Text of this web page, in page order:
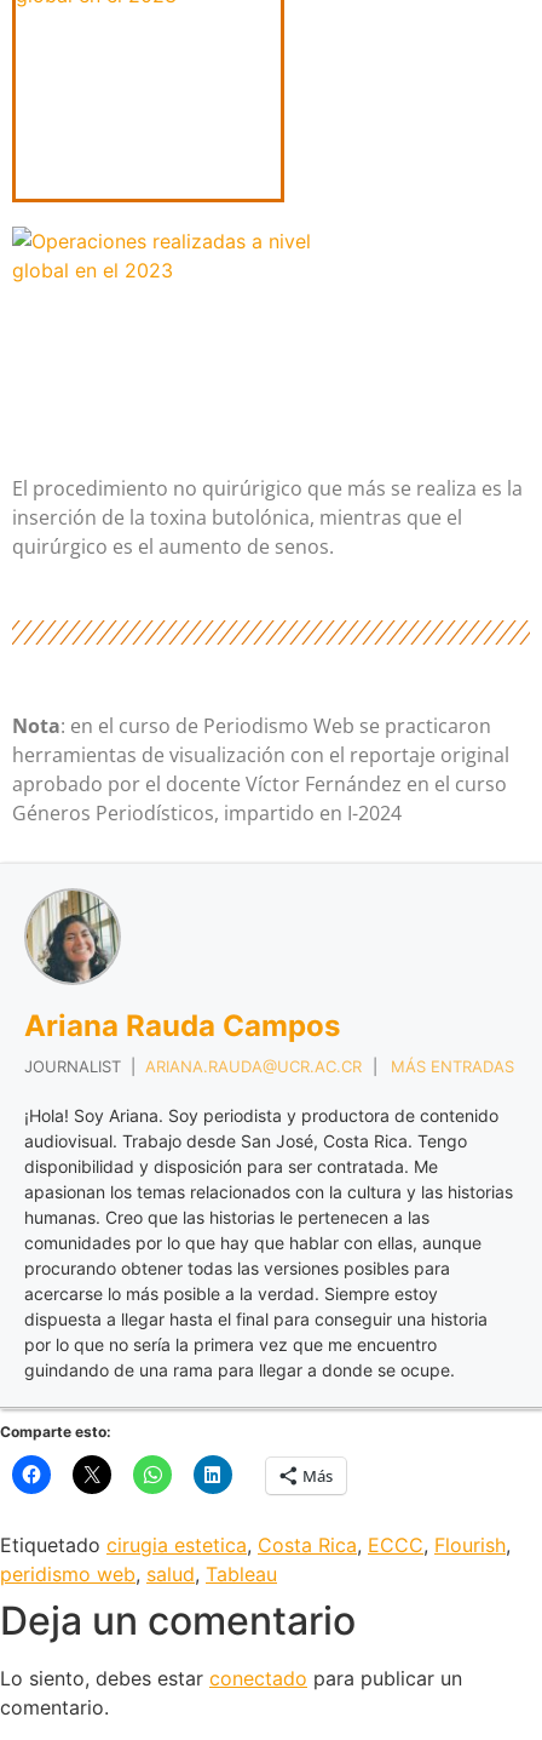
El procedimiento no quirúrigico que más se realiza es la
inserción de la toxina butolónica, mientras que el
quirúrgico es el aumento de senos.
Nota: en el curso de Periodismo Web se practicaron
herramientas de visualización con el reportaje original
aprobado por el docente Víctor Fernández en el curso
Géneros Periodísticos, impartido en I-2024
Ariana Rauda Campos
JOURNALIST ARIANA.RAUDA@UCR.AC.CR MÁS ENTRADAS
¡Hola! Soy Ariana. Soy periodista y productora de contenido
audiovisual. Trabajo desde San José, Costa Rica. Tengo
disponibilidad y disposición para ser contratada. Me
apasionan los temas relacionados con la cultura y las historias
humanas. Creo que las historias le pertenecen a las
comunidades por lo que hay que hablar con ellas, aunque
procurando obtener todas las versiones posibles para
acercarse lo más posible a la verdad. Siempre estoy
dispuesta a llegar hasta el final para conseguir una historia
por lo que no sería la primera vez que me encuentro
guindando de una rama para llegar a donde se ocupe.
Comparte esto:
Más
Etiquetado cirugia estetica, Costa Rica, ECCC, Flourish,
peridismo web, salud, Tableau
Deja un comentario
Lo siento, debes estar conectado para publicar un
comentario.